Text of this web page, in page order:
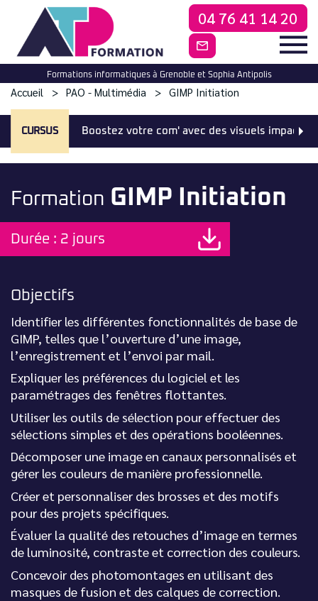
04 76 41 14 20
CONTACTEZ-
Formations informatiques à Grenoble et Sophia Antipolis
Accueil PAO - Multimédia GIMP Initiation
CURSUS Boostez votre com' avec des visuels
Formation GIMP Initiation
Durée : 2 jours
Objectifs
Identifier les différentes fonctionnalités de base de
GIMP, telles que l’ouverture d’une image,
l’enregistrement et l’envoi par mail.
Expliquer les préférences du logiciel et les
paramétrages des fenêtres flottantes.
Utiliser les outils de sélection pour effectuer des
sélections simples et des opérations booléennes.
Décomposer une image en canaux personnalisés et
gérer les couleurs de manière professionnelle.
Créer et personnaliser des brosses et des motifs
pour des projets spécifiques.
Évaluer la qualité des retouches d’image en termes
de luminosité, contraste et correction des couleurs.
Concevoir des photomontages en utilisant des
masques de fusion et des calques de correction.